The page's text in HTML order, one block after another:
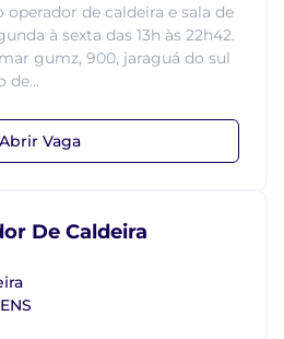
de caldeira e sala de
à sexta das 13h às 22h42.
gumz, 900, jaraguá do sul
de...
Abrir Vaga
De Caldeira